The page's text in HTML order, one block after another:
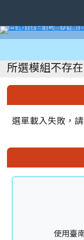
主內容區域
所選模組不存在
左邊區域內容
選單載入失敗，
使用臺
頁尾區域